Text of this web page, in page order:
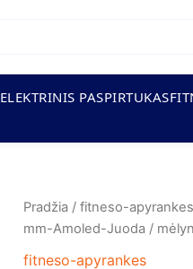
ELEKTRINIS PASPIRTUKAS
Pradžia / fitneso-apyrankes
mm-Amoled-Juoda /
fitneso-apyrankes
produkto
kiekis:
laikrodis-